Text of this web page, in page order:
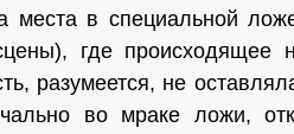
места в специальной
где происходящее
разумеется, не
во мраке ложи,